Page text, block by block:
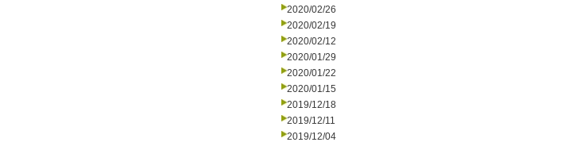
2020/02/26
2020/02/19
2020/02/12
2020/01/29
2020/01/22
2020/01/15
2019/12/18
2019/12/11
2019/12/04